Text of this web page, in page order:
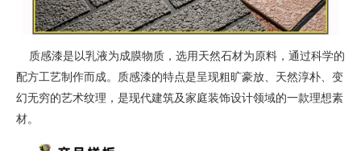
质感漆是以乳液为成膜物质，选用天然石材为原料，通过科学的
配方工艺制作而成。质感漆的特点是呈现粗旷豪放、天然淳朴、变
幻无穷的艺术纹理，是现代建筑及家庭装饰设计领域的一款理想素
材。